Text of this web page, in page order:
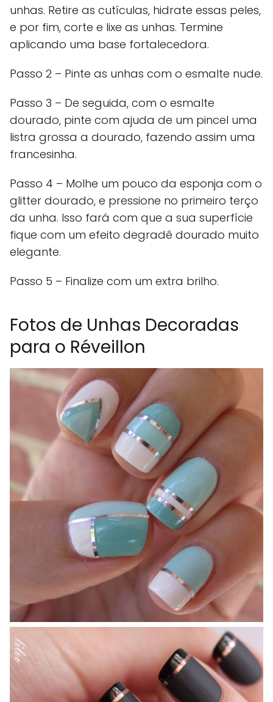
unhas. Retire as cutículas, hidrate essas peles,
e por fim, corte e lixe as unhas. Termine
aplicando uma base fortalecedora.
Passo 2 – Pinte as unhas com o esmalte nude.
Passo 3 – De seguida, com o esmalte
dourado, pinte com ajuda de um pincel uma
listra grossa a dourado, fazendo assim uma
francesinha.
Passo 4 – Molhe um pouco da esponja com o
glitter dourado, e pressione no primeiro terço
da unha. Isso fará com que a sua superfície
fique com um efeito degradê dourado muito
elegante.
Passo 5 – Finalize com um extra brilho.
Fotos de Unhas Decoradas
para o Réveillon